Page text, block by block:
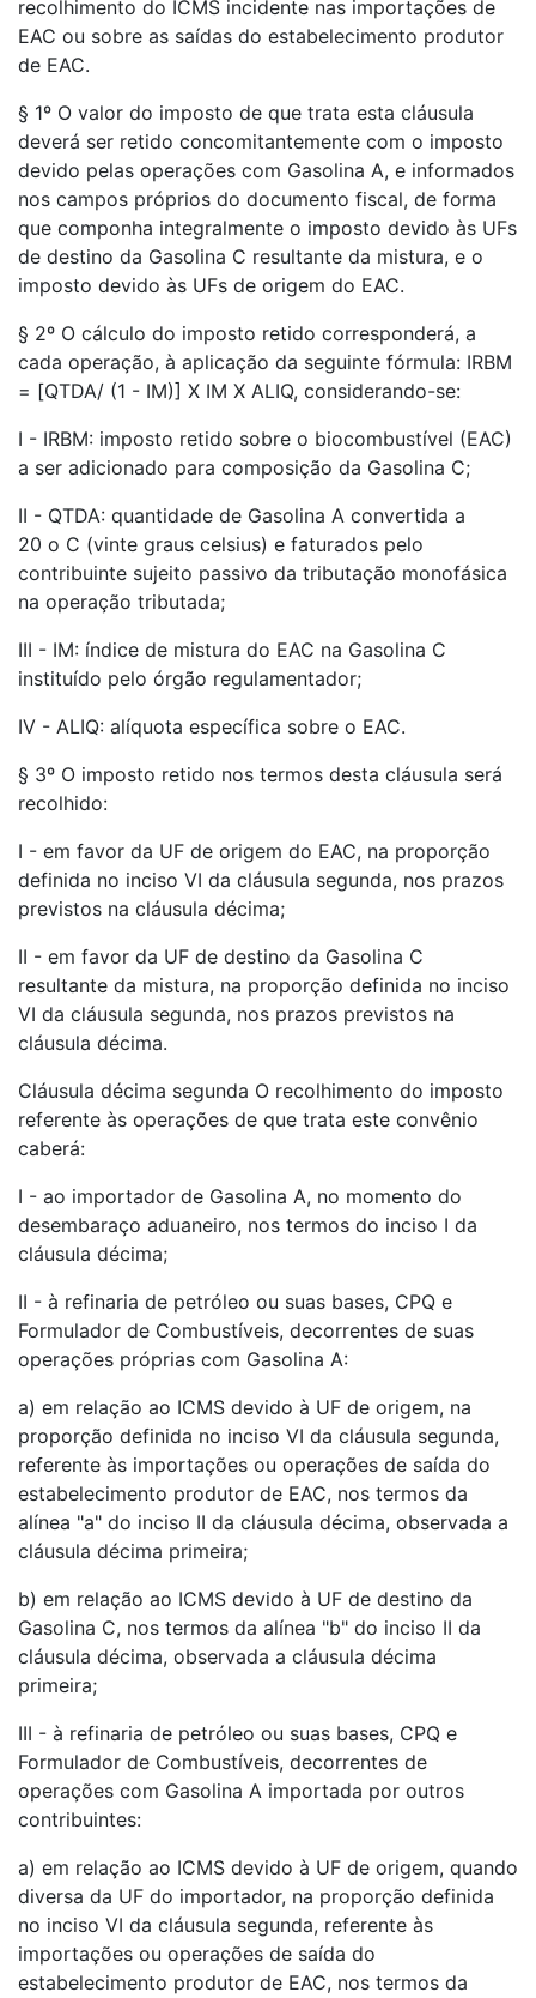
recolhimento do ICMS incidente nas importações de
EAC ou sobre as saídas do estabelecimento produtor
de EAC.
§ 1º O valor do imposto de que trata esta cláusula
deverá ser retido concomitantemente com o imposto
devido pelas operações com Gasolina A, e informados
nos campos próprios do documento fiscal, de forma
que componha integralmente o imposto devido às UFs
de destino da Gasolina C resultante da mistura, e o
imposto devido às UFs de origem do EAC.
§ 2º O cálculo do imposto retido corresponderá, a
cada operação, à aplicação da seguinte fórmula: IRBM
= [QTDA/ (1 - IM)] X IM X ALIQ, considerando-se:
I - IRBM: imposto retido sobre o biocombustível (EAC)
a ser adicionado para composição da Gasolina C;
II - QTDA: quantidade de Gasolina A convertida a
20 o C (vinte graus celsius) e faturados pelo
contribuinte sujeito passivo da tributação monofásica
na operação tributada;
III - IM: índice de mistura do EAC na Gasolina C
instituído pelo órgão regulamentador;
IV - ALIQ: alíquota específica sobre o EAC.
§ 3º O imposto retido nos termos desta cláusula será
recolhido:
I - em favor da UF de origem do EAC, na proporção
definida no inciso VI da cláusula segunda, nos prazos
previstos na cláusula décima;
II - em favor da UF de destino da Gasolina C
resultante da mistura, na proporção definida no inciso
VI da cláusula segunda, nos prazos previstos na
cláusula décima.
Cláusula décima segunda O recolhimento do imposto
referente às operações de que trata este convênio
caberá:
I - ao importador de Gasolina A, no momento do
desembaraço aduaneiro, nos termos do inciso I da
cláusula décima;
II - à refinaria de petróleo ou suas bases, CPQ e
Formulador de Combustíveis, decorrentes de suas
operações próprias com Gasolina A:
a) em relação ao ICMS devido à UF de origem, na
proporção definida no inciso VI da cláusula segunda,
referente às importações ou operações de saída do
estabelecimento produtor de EAC, nos termos da
alínea "a" do inciso II da cláusula décima, observada a
cláusula décima primeira;
b) em relação ao ICMS devido à UF de destino da
Gasolina C, nos termos da alínea "b" do inciso II da
cláusula décima, observada a cláusula décima
primeira;
III - à refinaria de petróleo ou suas bases, CPQ e
Formulador de Combustíveis, decorrentes de
operações com Gasolina A importada por outros
contribuintes:
a) em relação ao ICMS devido à UF de origem, quando
diversa da UF do importador, na proporção definida
no inciso VI da cláusula segunda, referente às
importações ou operações de saída do
estabelecimento produtor de EAC, nos termos da